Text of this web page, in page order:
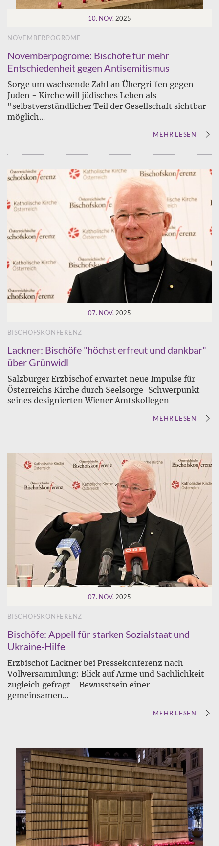
10. NOV. 2025
NOVEMBERPOGROME
Novemberpogrome: Bischöfe für mehr
Entschiedenheit gegen Antisemitismus
Sorge um wachsende Zahl an Übergriffen gegen
Juden - Kirche will jüdisches Leben als
"selbstverständlicher Teil der Gesellschaft sichtbar
möglich...
MEHR LESEN
07. NOV. 2025
BISCHOFSKONFERENZ
Lackner: Bischöfe "höchst erfreut und dankbar"
über Grünwidl
Salzburger Erzbischof erwartet neue Impulse für
Österreichs Kirche durch Seelsorge-Schwerpunkt
seines designierten Wiener Amtskollegen
MEHR LESEN
07. NOV. 2025
BISCHOFSKONFERENZ
Bischöfe: Appell für starken Sozialstaat und
Ukraine-Hilfe
Erzbischof Lackner bei Pressekonferenz nach
Vollversammlung: Blick auf Arme und Sachlichkeit
zugleich gefragt - Bewusstsein einer
gemeinsamen...
MEHR LESEN